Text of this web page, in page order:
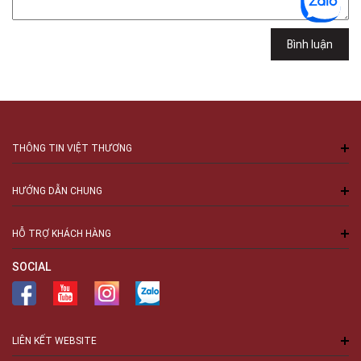
Bình luận
THÔNG TIN VIỆT THƯƠNG
HƯỚNG DẪN CHUNG
HỖ TRỢ KHÁCH HÀNG
SOCIAL
LIÊN KẾT WEBSITE